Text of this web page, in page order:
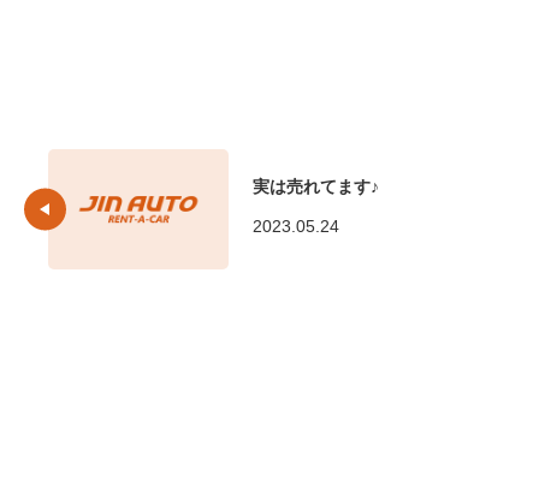
実は売れてます♪
2023.05.24